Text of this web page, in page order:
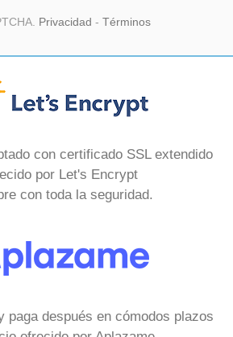
Privacidad - Términos
con certificado SSL extendido
por Let's Encrypt
con toda la seguridad.
paga después en cómodos plazos